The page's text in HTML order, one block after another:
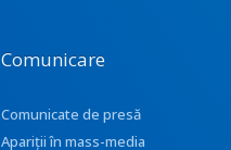
Comunicare
Comunicate de presă
Apariţii în mass-media